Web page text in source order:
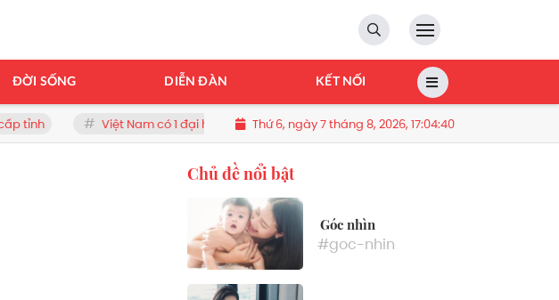
ĐỜI SỐNG DIỄN ĐÀN KẾT NỐI
Việt Nam có 1 đại học vùng vừa đạt doanh thu 2.200 tỷ đồng, trả lương 516 tỷ đồng/năm, quy tụ
Thứ 6, ngày 7 tháng 8, 2026, 17:04:41
Chủ đề nổi bật
Góc nhìn
#goc-nhin